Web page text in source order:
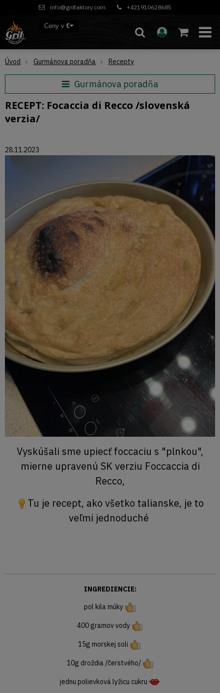
info@grilfaktory.com +421910628685
Ceny v €
Úvod Gurmánova poradňa Recepty
Gurmánova poradňa
RECEPT: Focaccia di Recco /slovenská
verzia/
28.11.2023
Vyskúšali sme upiecť foccaciu s "plnkou",
mierne upravenú SK verziu Foccaccia di
Recco,
Tu je recept, ako všetko talianske, je to
veľmi jednoduché
INGREDIENCIE:
pol kila múky
400 gramov vody
15g morskej soli
10g droždia /čerstvého/
jednu polievková lyžicu cukru